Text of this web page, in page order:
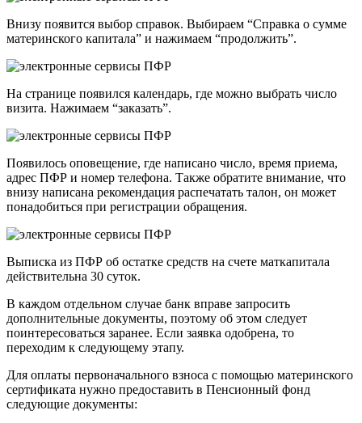
Внизу появится выбор справок. Выбираем “Справка о сумме
материнского капитала” и нажимаем “продолжить”.
На странице появился календарь, где можно выбрать число
визита. Нажимаем “заказать”.
Появилось оповещение, где написано число, время приема,
адрес ПФР и номер телефона. Также обратите внимание, что
внизу написана рекомендация распечатать талон, он может
понадобиться при регистрации обращения.
Выписка из ПФР об остатке средств на счете маткапитала
действительна 30 суток.
В каждом отдельном случае банк вправе запросить
дополнительные документы, поэтому об этом следует
поинтересоваться заранее. Если заявка одобрена, то
переходим к следующему этапу.
Для оплаты первоначального взноса с помощью материнского
сертификата нужно предоставить в Пенсионный фонд
следующие документы: